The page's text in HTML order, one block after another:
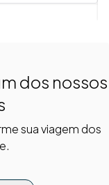
dos nossos
sua viagem dos